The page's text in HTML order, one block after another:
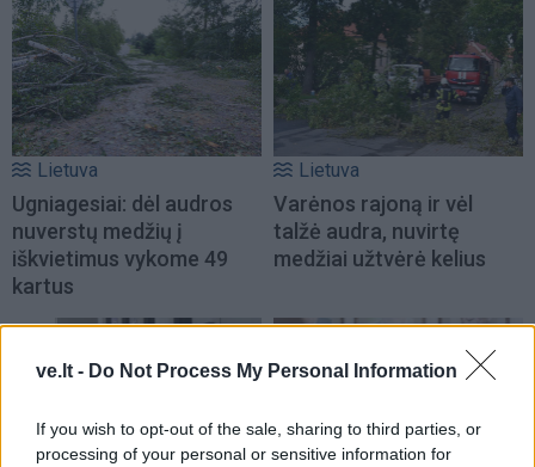
ve.lt - Do Not Process My Personal Information
If you wish to opt-out of the sale, sharing to third parties, or
processing of your personal or sensitive information for
Lietuva
Ugniagesiai: dėl audros
nuverstų medžių į
iškvietimus vykome 49
kartus
Lietuva
Varėnos rajoną ir vėl
talžė audra, nuvirtę
medžiai užtvėrė kelius